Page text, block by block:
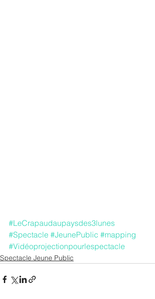
#LeCrapaudaupaysdes3lunes
#Spectacle #JeunePublic #mapping
#Vidéoprojectionpourlespectacle
Spectacle Jeune Public